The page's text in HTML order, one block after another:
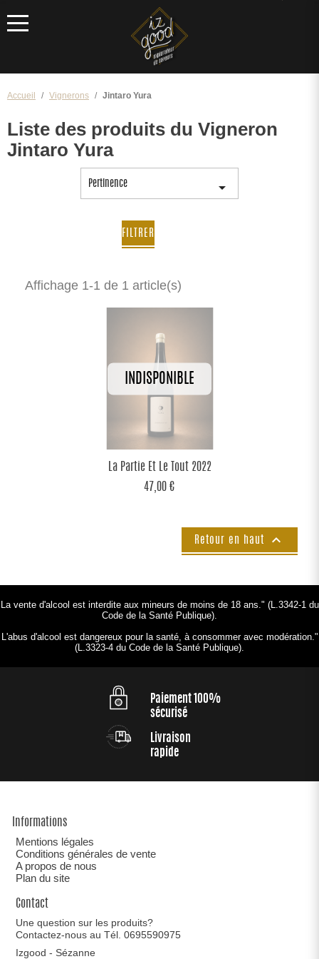
Menu
Accueil Vignerons Jintaro Yura
Liste des produits du Vigneron
Jintaro Yura
Pertinence 
FILTRER
Affichage 1-1 de 1 article(s)
La Partie Et Le Tout 2022
47,00 €
Retour en haut 
La vente d'alcool est interdite aux mineurs de moins de 18 ans." (L.3342-1 du
Code de la Santé Publique).
L'abus d'alcool est dangereux pour la santé, à consommer avec modération."
(L.3323-4 du Code de la Santé Publique).
Paiement 100%
sécurisé
Livraison
rapide
Informations
Mentions légales
Conditions générales de vente
A propos de nous
Plan du site
Contact
Une question sur les produits?
Contactez-nous au Tél. 0695590975
Izgood - Sézanne